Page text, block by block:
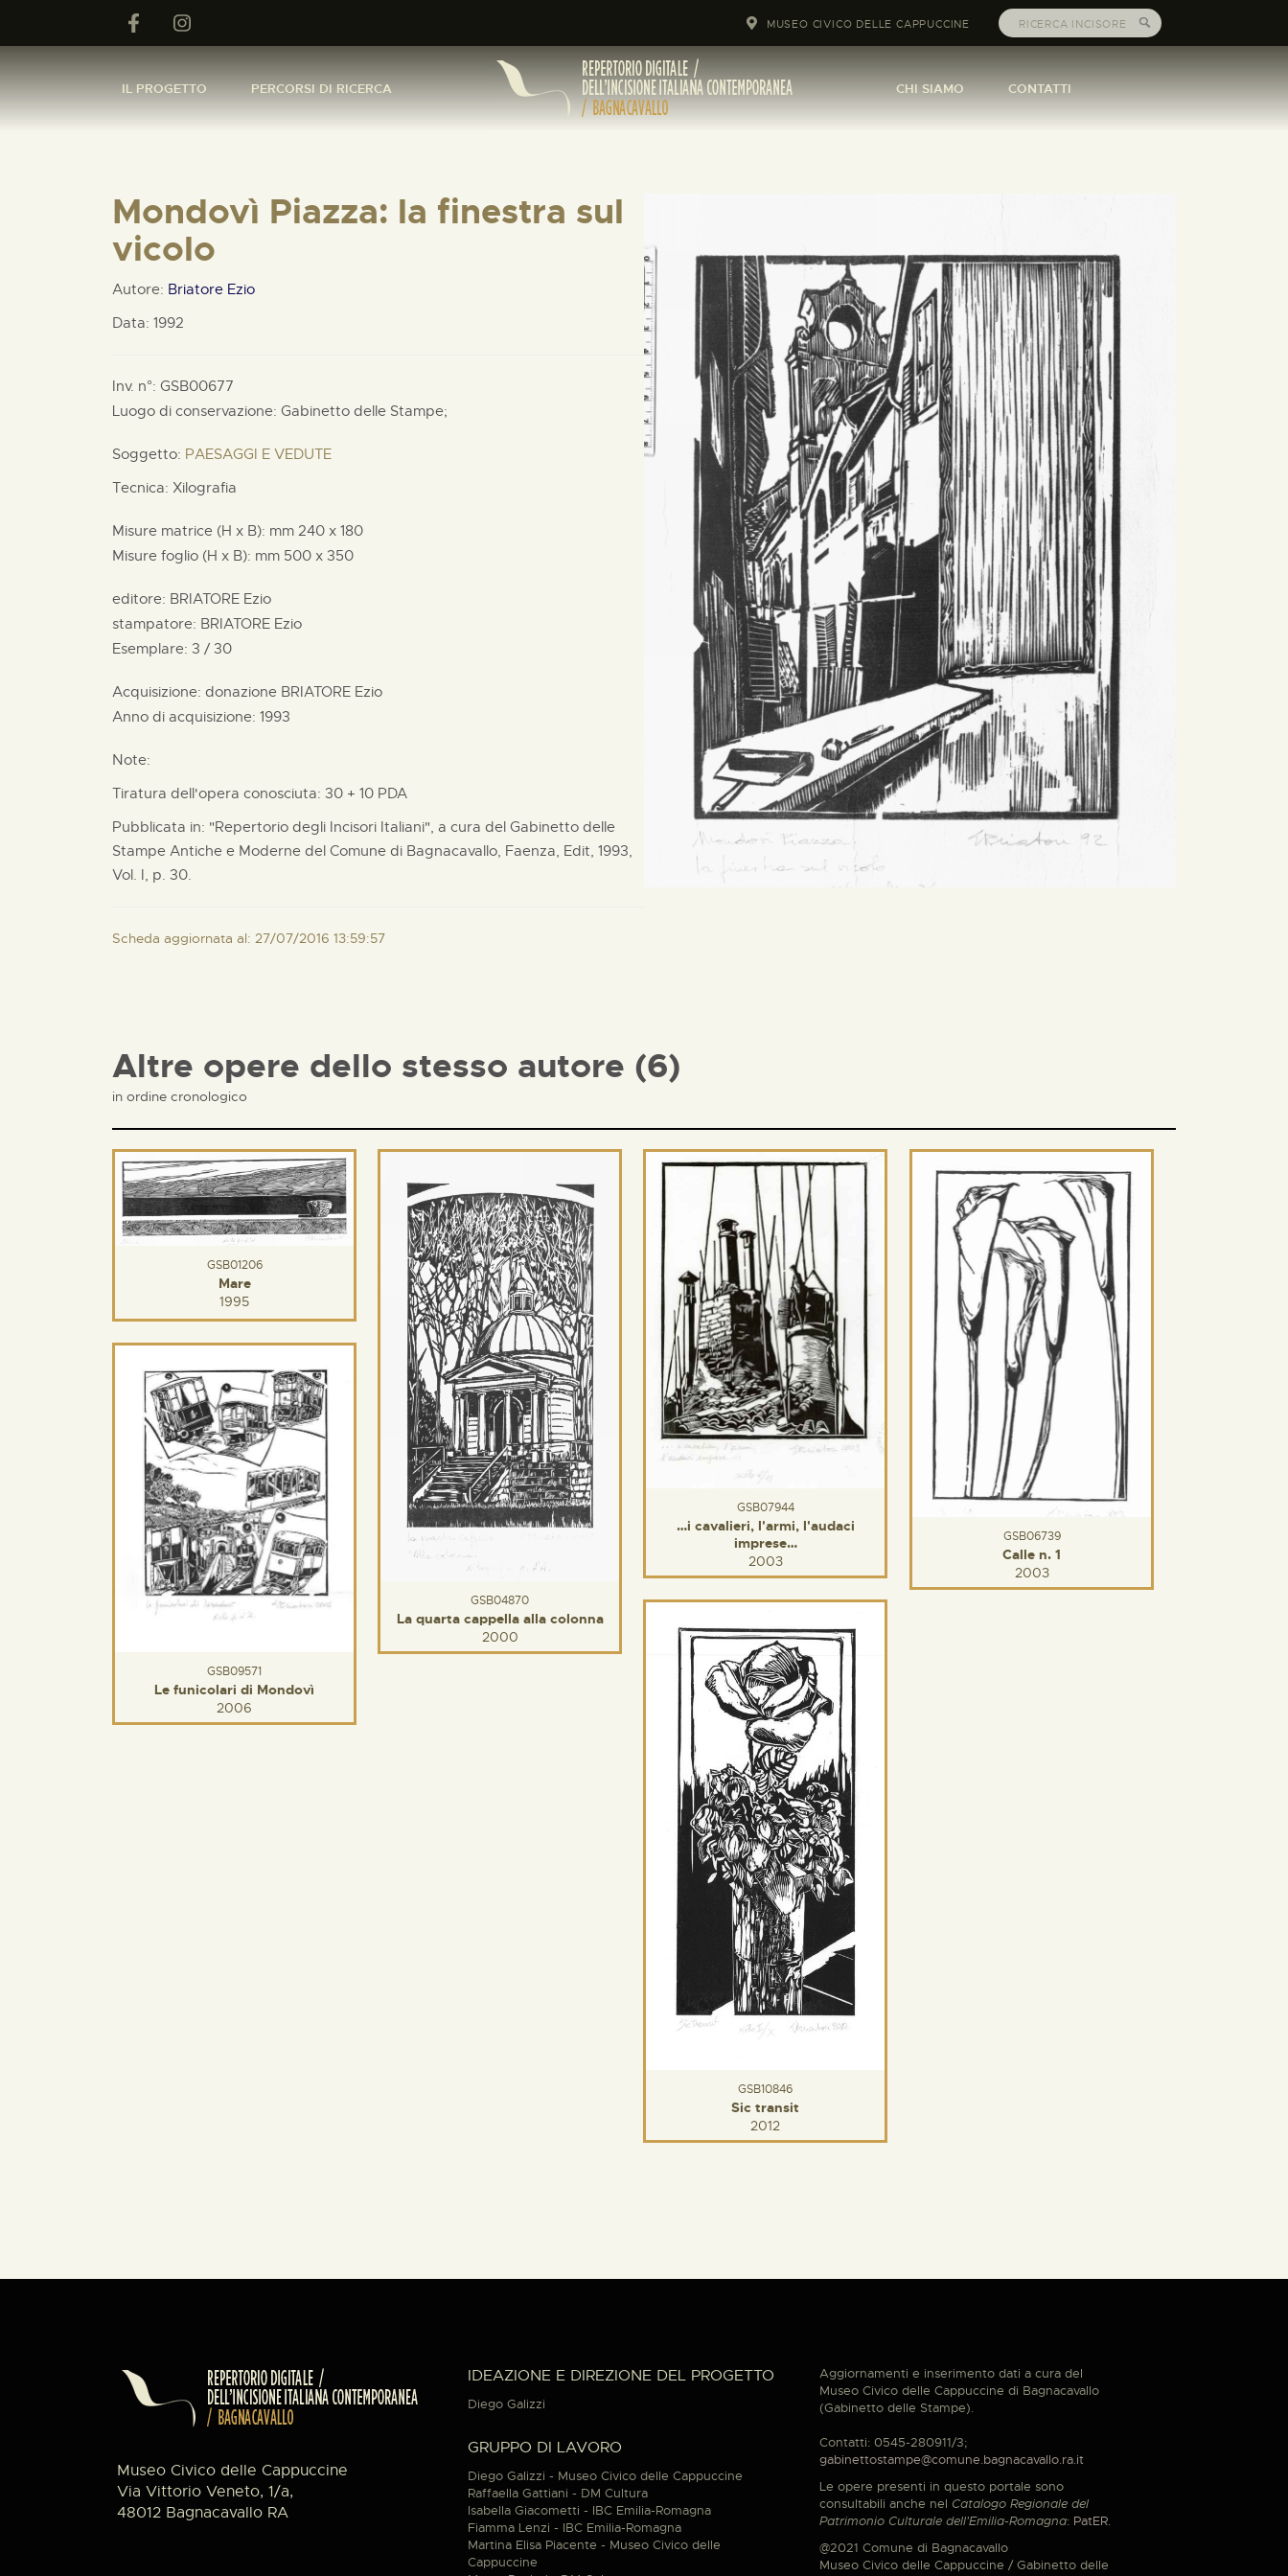
MUSEO CIVICO DELLE CAPPUCCINE
IL PROGETTO PERCORSI DI RICERCA CHI SIAMO CONTATTI
Mondovì Piazza: la finestra sul
vicolo
Autore: Briatore Ezio
Data: 1992
Inv. n°: GSB00677
Luogo di conservazione: Gabinetto delle Stampe;
Soggetto: PAESAGGI E VEDUTE
Tecnica: Xilografia
Misure matrice (H x B): mm 240 x 180
Misure foglio (H x B): mm 500 x 350
editore: BRIATORE Ezio
stampatore: BRIATORE Ezio
Esemplare: 3 / 30
Acquisizione: donazione BRIATORE Ezio
Anno di acquisizione: 1993
Note:
Tiratura dell'opera conosciuta: 30 + 10 PDA
Pubblicata in: "Repertorio degli Incisori Italiani", a cura del Gabinetto delle
Stampe Antiche e Moderne del Comune di Bagnacavallo, Faenza, Edit, 1993,
Vol. I, p. 30.
Scheda aggiornata al: 27/07/2016 13:59:57
Altre opere dello stesso autore (6)
in ordine cronologico
GSB01206
Mare
1995
GSB04870
La quarta cappella alla colonna
2000
GSB07944
…i cavalieri, l'armi, l'audaci
imprese…
2003
GSB06739
Calle n. 1
2003
GSB09571
Le funicolari di Mondovì
2006
GSB10846
Sic transit
2012
Museo Civico delle Cappuccine
Via Vittorio Veneto, 1/a,
48012 Bagnacavallo RA
IDEAZIONE E DIREZIONE DEL PROGETTO
Diego Galizzi
GRUPPO DI LAVORO
Diego Galizzi - Museo Civico delle Cappuccine
Raffaella Gattiani - DM Cultura
Isabella Giacometti - IBC Emilia-Romagna
Fiamma Lenzi - IBC Emilia-Romagna
Martina Elisa Piacente - Museo Civico delle
Cappuccine
Aggiornamenti e inserimento dati a cura del
Museo Civico delle Cappuccine di Bagnacavallo
(Gabinetto delle Stampe).
Contatti: 0545-280911/3;
gabinettostampe@comune.bagnacavallo.ra.it
Le opere presenti in questo portale sono
consultabili anche nel Catalogo Regionale del
Patrimonio Culturale dell'Emilia-Romagna: PatER.
@2021 Comune di Bagnacavallo
Museo Civico delle Cappuccine / Gabinetto delle